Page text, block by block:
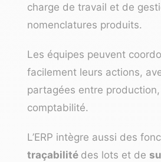
charge de travail et de
nomenclatures produits.
Les équipes peuvent
facilement leurs actions,
partagées entre
comptabilité.
L’ERP intègre aussi des
traçabilité des lots et de